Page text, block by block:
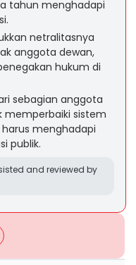
tahun menghadapi
netralitasnya
anggota dewan,
hukum di
sebagian anggota
memperbaiki sistem
menghadapi
publik.
and reviewed by